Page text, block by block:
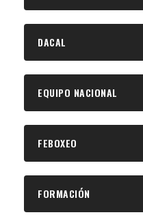
DACAL
EQUIPO NACIONAL
FEBOXEO
FORMACIÓN